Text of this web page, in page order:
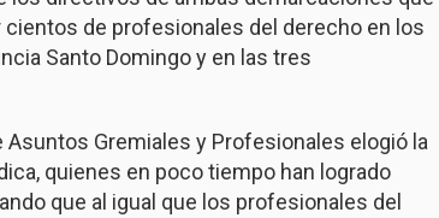
de profesionales del derecho en los
Santo Domingo y en las tres
Gremiales y Profesionales elogió la
quienes en poco tiempo han logrado
que al igual que los profesionales del